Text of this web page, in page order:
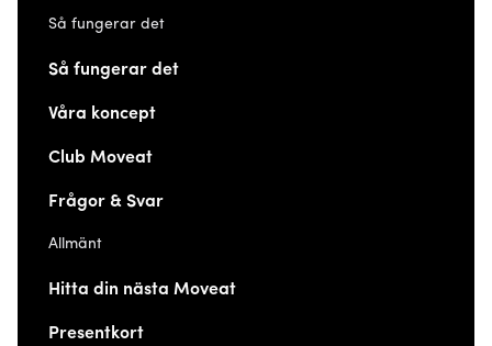
Så fungerar det
Så fungerar det
Våra koncept
Club Moveat
Frågor & Svar
Allmänt
Hitta din nästa Moveat
Presentkort